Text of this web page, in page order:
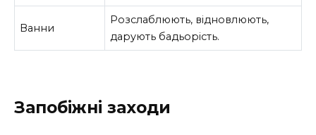
Ванни
Розслаблюють, відновлюють,
дарують бадьорість.
Запобіжні заходи